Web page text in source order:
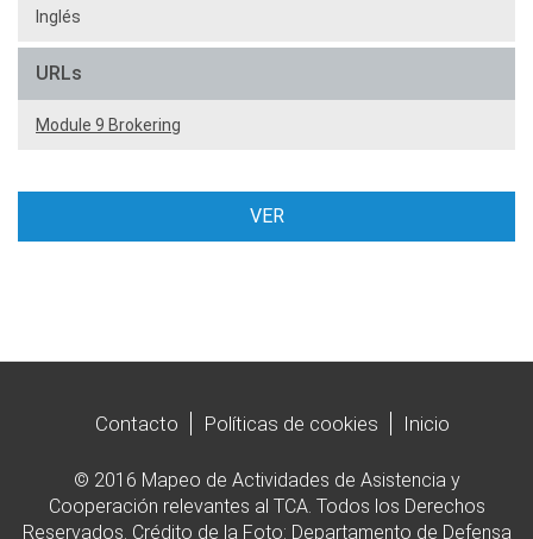
Inglés
URLs
Module 9 Brokering
VER
Contacto Políticas de cookies Inicio
© 2016 Mapeo de Actividades de Asistencia y
Cooperación relevantes al TCA. Todos los Derechos
Reservados. Crédito de la Foto: Departamento de Defensa